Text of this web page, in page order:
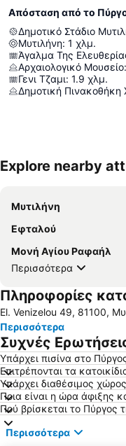
Απόσταση από το
Δημοτικό Στάδιο
Μυτιλήνη: 1 χλμ.
Άγαλμα Της
Αρχαιολογικό Μουσείο:
Γενι Τζαμι: 1.9 χλμ.
Δημοτική
Explore nearby
Μυτιλήνη
Εφταλού
Μονή Αγίου Ραφαήλ
Περισσότερα
Πληροφορίες
El. Venizelou 49, 81100,
Περισσότερα
Συχνές
Υπάρχει πισίνα στο
Επιτρέπονται τα
Υπάρχει διαθέσιμος
Ποια είναι η ώρα άφιξης
Πού βρίσκεται το Πύργος
Περισσότερα